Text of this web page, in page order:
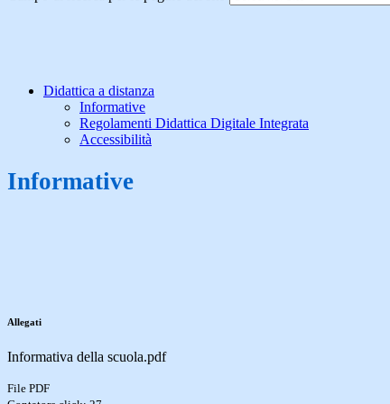
Didattica a distanza
Informative
Regolamenti Didattica Digitale Integrata
Accessibilità
Informative
Allegati
Informativa della scuola.pdf
File PDF